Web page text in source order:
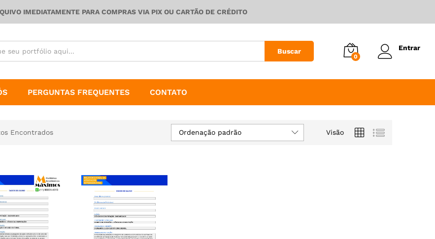
IMEDIATAMENTE PARA COMPRAS VIA PIX OU CARTÃO DE CRÉDITO
Buscar
0
Entrar
PERGUNTAS FREQUENTES CONTATO
Encontrados Visão
Ordenação padrão